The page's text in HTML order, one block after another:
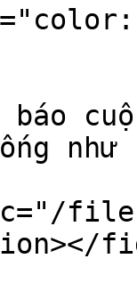
báo
như